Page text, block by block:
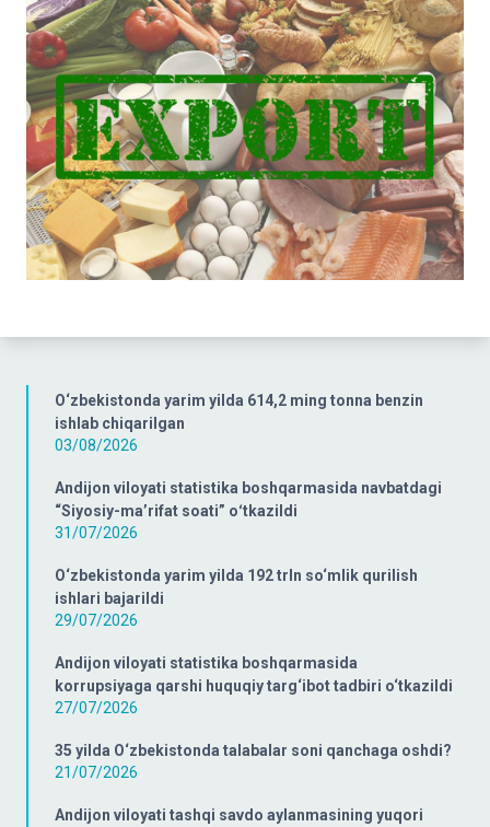
O‘zbekistonda yarim yilda 614,2 ming tonna benzin
ishlab chiqarilgan
03/08/2026
Andijon viloyati statistika boshqarmasida navbatdagi
“Siyosiy-ma’rifat soati” oʻtkazildi
31/07/2026
O‘zbekistonda yarim yilda 192 trln so‘mlik qurilish
ishlari bajarildi
29/07/2026
Andijon viloyati statistika boshqarmasida
korrupsiyaga qarshi huquqiy targ‘ibot tadbiri o‘tkazildi
27/07/2026
35 yilda O‘zbekistonda talabalar soni qanchaga oshdi?
21/07/2026
Andijon viloyati tashqi savdo aylanmasining yuqori